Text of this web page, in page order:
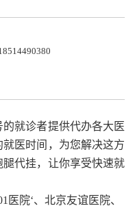
就诊者提供代办各大医
医时间，为您解决这方
代挂，让你享受快速就
院‘、北京友谊医院、